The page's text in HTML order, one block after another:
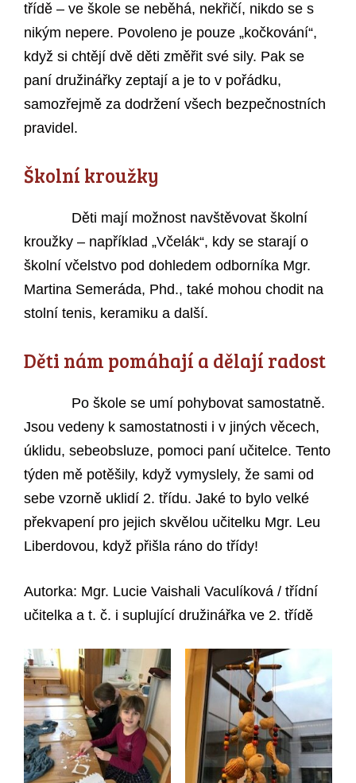
třídě – ve škole se neběhá, nekřičí, nikdo se s
nikým nepere. Povoleno je pouze „kočkování“,
když si chtějí dvě děti změřit své sily. Pak se
paní družinářky zeptají a je to v pořádku,
samozřejmě za dodržení všech bezpečnostních
pravidel.
Školní kroužky
Děti mají možnost navštěvovat školní
kroužky – například „Včelák“, kdy se starají o
školní včelstvo pod dohledem odborníka Mgr.
Martina Semeráda, Phd., také mohou chodit na
stolní tenis, keramiku a další.
Děti nám pomáhají a dělají radost
Po škole se umí pohybovat samostatně.
Jsou vedeny k samostatnosti i v jiných věcech,
úklidu, sebeobsluze, pomoci paní učitelce. Tento
týden mě potěšily, když vymyslely, že sami od
sebe vzorně uklidí 2. třídu. Jaké to bylo velké
překvapení pro jejich skvělou učitelku Mgr. Leu
Liberdovou, když přišla ráno do třídy!
Autorka: Mgr. Lucie Vaishali Vaculíková / třídní
učitelka a t. č. i suplující družinářka ve 2. třídě